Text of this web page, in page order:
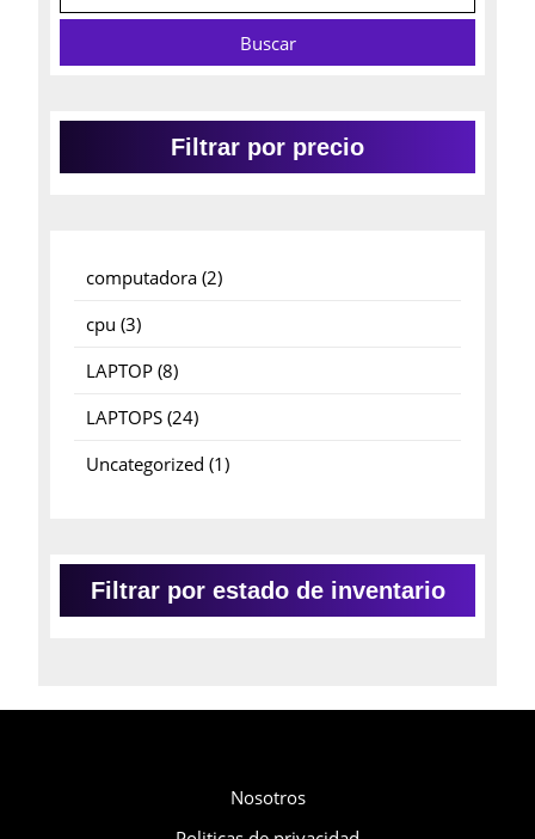
Buscar
Filtrar por precio
computadora 22
cpu 33
LAPTOP 88
LAPTOPS 2424
Uncategorized 11
Filtrar por estado de inventario
Nosotros